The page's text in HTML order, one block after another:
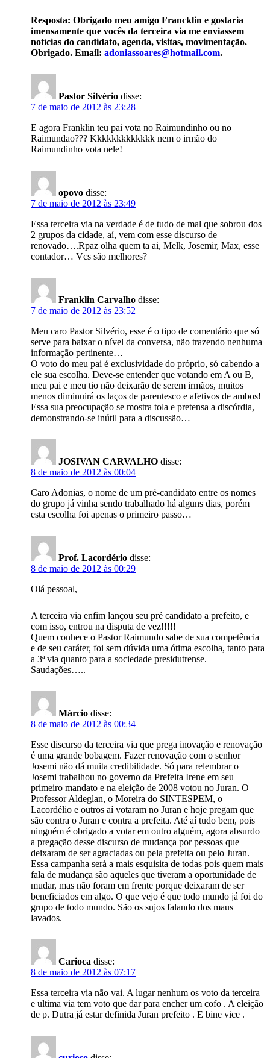
Resposta: Obrigado meu amigo Francklin e gostaria
imensamente que vocês da terceira via me enviassem
notícias do candidato, agenda, visitas, movimentação.
Obrigado. Email:adoniassoares@hotmail.com.
Pastor Silvério disse:
7 de maio de 2012 às 23:28
E agora Franklin teu pai vota no Raimundinho ou no
Raimundao??? Kkkkkkkkkkkkk nem o irmão do
Raimundinho vota nele!
opovo disse:
7 de maio de 2012 às 23:49
Essa terceira via na verdade é de tudo de mal que sobrou dos
2 grupos da cidade, aí, vem com esse discurso de
renovado….Rpaz olha quem ta ai, Melk, Josemir, Max, esse
contador… Vcs são melhores?
Franklin Carvalho disse:
7 de maio de 2012 às 23:52
Meu caro Pastor Silvério, esse é o tipo de comentário que só
serve para baixar o nível da conversa, não trazendo nenhuma
informação pertinente…
O voto do meu pai é exclusividade do próprio, só cabendo a
ele sua escolha. Deve-se entender que votando em A ou B,
meu pai e meu tio não deixarão de serem irmãos, muitos
menos diminuirá os laços de parentesco e afetivos de ambos!
Essa sua preocupação se mostra tola e pretensa a discórdia,
demonstrando-se inútil para a discussão…
JOSIVAN CARVALHO disse:
8 de maio de 2012 às 00:04
Caro Adonias, o nome de um pré-candidato entre os nomes
do grupo já vinha sendo trabalhado há alguns dias, porém
esta escolha foi apenas o primeiro passo…
Prof. Lacordério disse:
8 de maio de 2012 às 00:29
Olá pessoal,
A terceira via enfim lançou seu pré candidato a prefeito, e
com isso, entrou na disputa de vez!!!!!
Quem conhece o Pastor Raimundo sabe de sua competência
e de seu caráter, foi sem dúvida uma ótima escolha, tanto para
a 3ª via quanto para a sociedade presidutrense.
Saudações…..
Márcio disse:
8 de maio de 2012 às 00:34
Esse discurso da terceira via que prega inovação e renovação
é uma grande bobagem. Fazer renovação com o senhor
Josemi não dá muita credibilidade. Só para relembrar o
Josemi trabalhou no governo da Prefeita Irene em seu
primeiro mandato e na eleição de 2008 votou no Juran. O
Professor Aldeglan, o Moreira do SINTESPEM, o
Lacordélio e outros aí votaram no Juran e hoje pregam que
são contra o Juran e contra a prefeita. Até aí tudo bem, pois
ninguém é obrigado a votar em outro alguém, agora absurdo
a pregação desse discurso de mudança por pessoas que
deixaram de ser agraciadas ou pela prefeita ou pelo Juran.
Essa campanha será a mais esquisita de todas pois quem mais
fala de mudança são aqueles que tiveram a oportunidade de
mudar, mas não foram em frente porque deixaram de ser
beneficiados em algo. O que vejo é que todo mundo já foi do
grupo de todo mundo. São os sujos falando dos maus
lavados.
Carioca disse:
8 de maio de 2012 às 07:17
Essa terceira via não vai. A lugar nenhum os voto da terceira
e ultima via tem voto que dar para encher um cofo . A eleição
de p. Dutra já estar definida Juran prefeito . E bine vice .